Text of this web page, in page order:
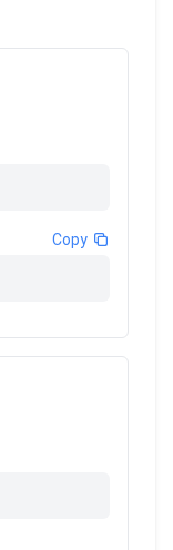
Copy